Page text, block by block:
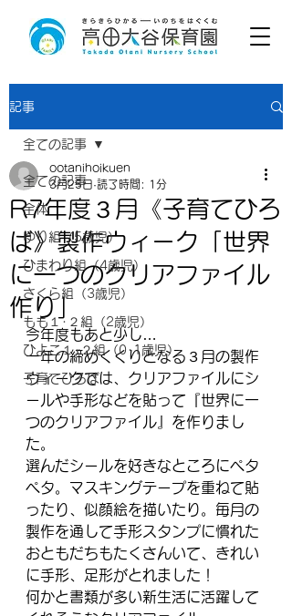
記事
全ての記事
全体
ゆり組（5歳児）
ひまわり組（4歳児）
さくら組（3歳児）
もも１･２組（2歳児）
ひよこ１･２組（0･1歳児）
子育てひろば
全ての記事
R7年度３月《子育てひろ
ば》製作ウィーク「世界
に一つのクリアファイル
作り」
ootanihoikuen
3月25日 読了時間: 1分
今年度もあと少し…
一年の締めくくりとなる３月の製作
ウィークでは、クリアファイルにシ
ールや手形などを貼って『世界に一
つのクリアファイル』を作りまし
た。
選んだシールを好きなところにペタ
ペタ。マスキングテープを重ねて貼
ったり、似顔絵を描いたり。毎月の
製作を通して手形スタンプに慣れた
おともだちもたくさんいて、きれい
に手形、足形がとれました！
何かと書類が多い新生活に活躍して